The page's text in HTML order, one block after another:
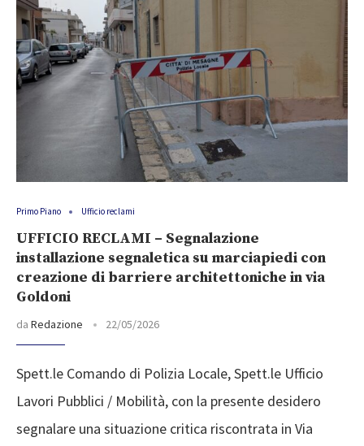
Primo Piano Ufficio reclami
UFFICIO RECLAMI – Segnalazione
installazione segnaletica su marciapiedi con
creazione di barriere architettoniche in via
Goldoni
da Redazione 22/05/2026
Spett.le Comando di Polizia Locale, Spett.le Ufficio
Lavori Pubblici / Mobilità, con la presente desidero
segnalare una situazione critica riscontrata in Via